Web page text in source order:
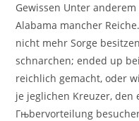
Gewissen Unter
Alabama mancher
nicht mehr Sorge
schnarchen; ended up
reichlich gemacht, oder
je jeglichen Kreuzer, den
Гњbervorteilung